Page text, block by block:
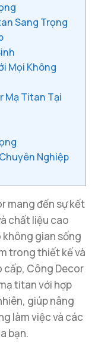
Sang Trọng
Mọi Không
Mạ Titan Tại
Nghiệp
mang đến sự kết
chất liệu cao
gian sống
trong thiết kế và
cấp, Công Decor
titan với hợp
giúp nâng
làm việc và các
bạn.